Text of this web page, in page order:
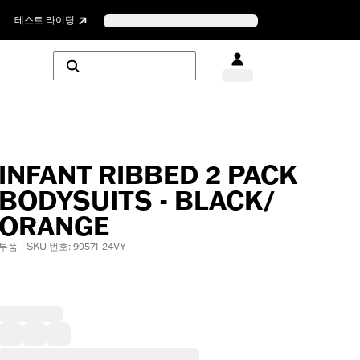
테스트 라이딩
INFANT RIBBED 2 PACK
BODYSUITS - BLACK/
ORANGE
부품 | SKU 번호: 99571-24VY